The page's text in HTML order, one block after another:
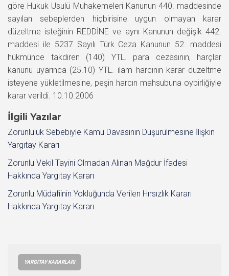
göre Hukuk Usulü Muhakemeleri Kanunun 440. maddesinde
sayılan sebeplerden hiçbirisine uygun olmayan karar
düzeltme isteğinin REDDİNE ve aynı Kanunun değişik 442.
maddesi ile 5237 Sayılı Türk Ceza Kanunun 52. maddesi
hükmünce takdiren (140) YTL. para cezasının, harçlar
kanunu uyarınca (25.10) YTL. ilam harcının karar düzeltme
isteyene yükletilmesine, peşin harcın mahsubuna oybirliğiyle
karar verildi. 10.10.2006
İlgili Yazılar
Zorunluluk Sebebiyle Kamu Davasının Düşürülmesine İlişkin
Yargıtay Kararı
Zorunlu Vekil Tayini Olmadan Alınan Mağdur İfadesi
Hakkında Yargıtay Kararı
Zorunlu Müdafiinin Yokluğunda Verilen Hırsızlık Kararı
Hakkında Yargıtay Kararı
YARGITAY KARARLARI